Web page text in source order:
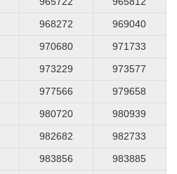
968272
969040
970680
971733
973229
973577
977566
979658
980720
980939
982682
982733
983856
983885